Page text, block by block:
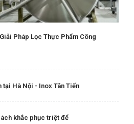
Pháp Lọc Thực Phẩm Công
Hà Nội - Inox Tân Tiến
khắc phục triệt để